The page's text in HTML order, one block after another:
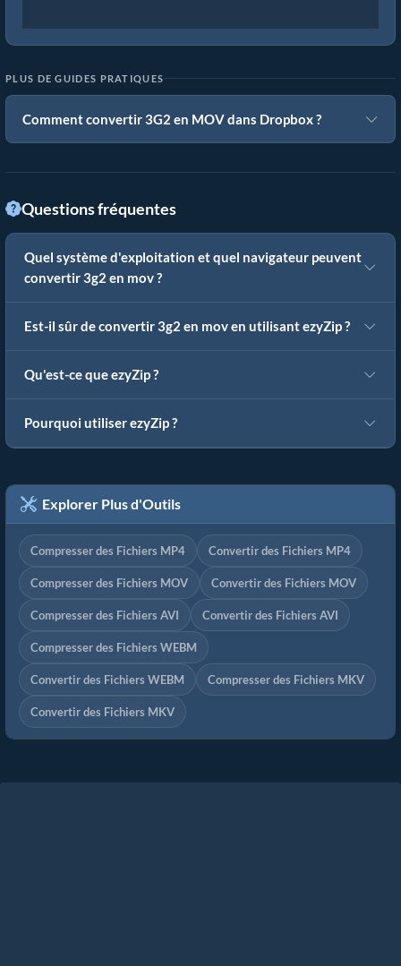
PLUS DE GUIDES PRATIQUES
Comment convertir 3G2 en MOV dans Dropbox ?
Questions fréquentes
Quel système d'exploitation et quel navigateur peuvent
convertir 3g2 en mov ?
Est-il sûr de convertir 3g2 en mov en utilisant ezyZip ?
Qu'est-ce que ezyZip ?
Pourquoi utiliser ezyZip ?
Explorer Plus d'Outils
Compresser des Fichiers MP4 Convertir des Fichiers MP4
Compresser des Fichiers MOV Convertir des Fichiers MOV
Compresser des Fichiers AVI Convertir des Fichiers AVI
Compresser des Fichiers WEBM
Convertir des Fichiers WEBM Compresser des Fichiers MKV
Convertir des Fichiers MKV